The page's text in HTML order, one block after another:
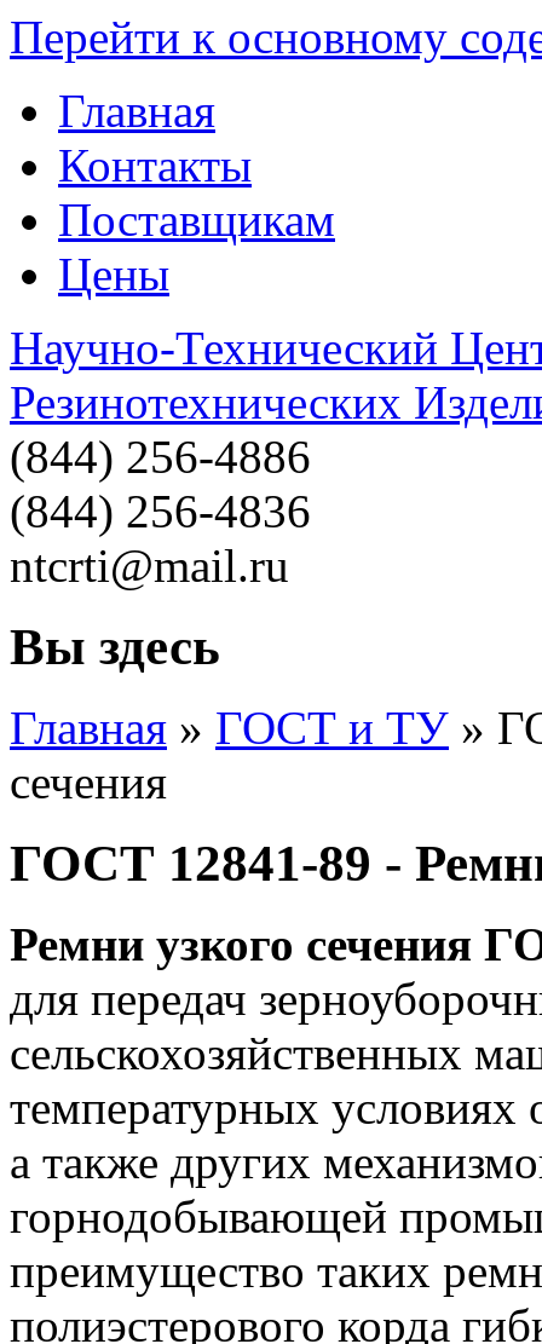
Перейти к основному
Главная
Контакты
Поставщикам
Цены
Научно-Технический
Резинотехнических
(844) 256-4886
(844) 256-4836
ntcrti@mail.ru
Вы здесь
Главная » ГОСТ и ТУ »
сечения
ГОСТ 12841-89 -
Ремни узкого сечения
для передач
сельскохозяйственных
температурных условиях
а также других
горнодобывающей
преимущество таких
полиэстерового корда